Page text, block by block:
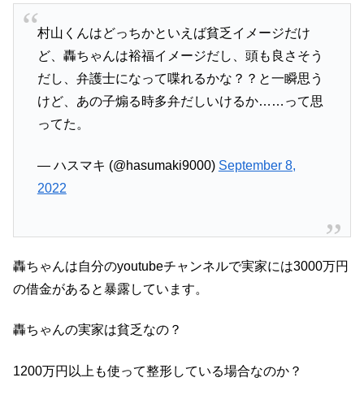
村山くんはどっちかといえば貧乏イメージだけ
ど、轟ちゃんは裕福イメージだし、頭も良さそう
だし、弁護士になって喋れるかな？？と一瞬思う
けど、あの子煽る時多弁だしいけるか……って思
ってた。
— ハスマキ (@hasumaki9000) September 8,
2022
轟ちゃんは自分のyoutubeチャンネルで実家には3000万円
の借金があると暴露しています。
轟ちゃんの実家は貧乏なの？
1200万円以上も使って整形している場合なのか？